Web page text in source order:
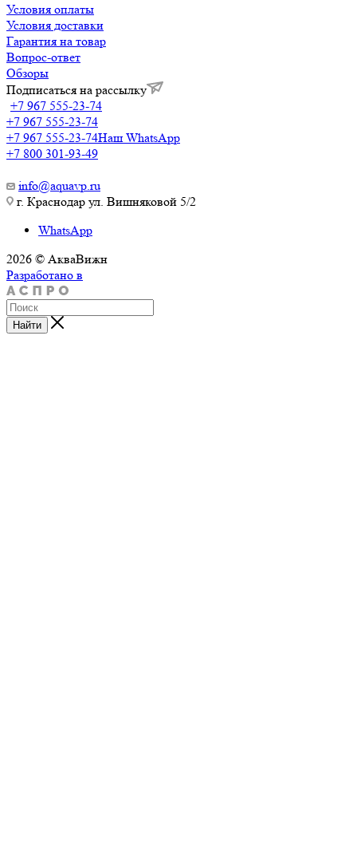
Условия оплаты
Условия доставки
Гарантия на товар
Вопрос-ответ
Обзоры
Подписаться на рассылку
+7 967 555-23-74
+7 967 555-23-74
+7 967 555-23-74Наш WhatsApp
+7 800 301-93-49
info@aquavp.ru
г. Краснодар ул. Вишняковой 5/2
WhatsApp
2026 © АкваВижн
Разработано в
Найти